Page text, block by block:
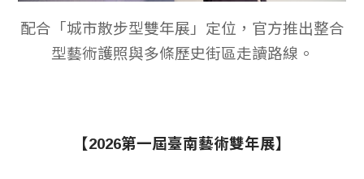
配合「城市散步型雙年展」定位，官方推出整合
型藝術護照與多條歷史街區走讀路線。
【2026第一屆臺南藝術雙年展】